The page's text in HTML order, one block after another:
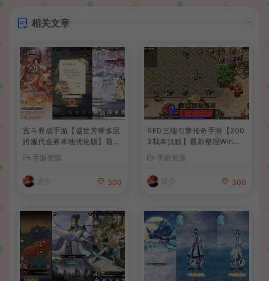
相关文章
宫斗养成手游【盛世芳華多区
跨服代金券本地优化版】最新
整理单机一键即玩端+Linux
手工服务端+CDK授权后台
+安卓+详细搭建教程
手游资源
波少 300
RED三端引擎传奇手游【200
3我本沉默】最新整理Win系
服务端+安卓苹果PC三端+详
细搭建教程
手游资源
波少 300